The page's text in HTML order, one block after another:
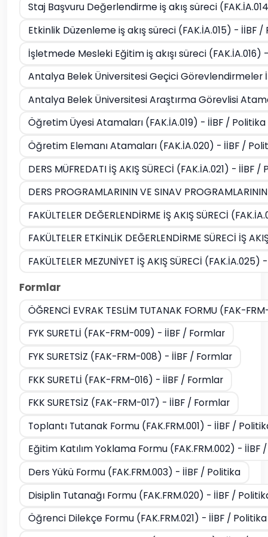
Staj Başvuru Değerlendirme iş akış süreci
Etkinlik Düzenleme iş akış süreci (FAK.İA.015) - İİBF /
İşletmede Mesleki Eğitim iş akışı süreci (FAK.İA.016)
Antalya Belek Üniversitesi Geçici Görevlendirmeler
Antalya Belek Üniversitesi Araştırma Görevlisi
Öğretim Üyesi Atamaları (FAK.İA.019) - İİBF / Politika
Öğretim Elemanı Atamaları (FAK.İA.020) - İİBF /
DERS MÜFREDATI İŞ AKIŞ SÜRECİ (FAK.İA.021) - İİBF /
DERS PROGRAMLARININ VE SINAV
FAKÜLTELER DEĞERLENDİRME İŞ AKIŞ SÜRECİ
FAKÜLTELER ETKİNLİK DEĞERLENDİRME SÜRECİ İŞ
FAKÜLTELER MEZUNİYET İŞ AKIŞ SÜRECİ
Formlar
ÖĞRENCİ EVRAK TESLİM TUTANAK FORMU (FAK-
FYK SURETLİ (FAK-FRM-009) - İİBF / Formlar
FYK SURETSİZ (FAK-FRM-008) - İİBF / Formlar
FKK SURETLİ (FAK-FRM-016) - İİBF / Formlar
FKK SURETSİZ (FAK-FRM-017) - İİBF / Formlar
Toplantı Tutanak Formu (FAK.FRM.001) - İİBF /
Eğitim Katılım Yoklama Formu (FAK.FRM.002) - İİBF
Ders Yükü Formu (FAK.FRM.003) - İİBF / Politika
Disiplin Tutanağı Formu (FAK.FRM.020) - İİBF /
Öğrenci Dilekçe Formu (FAK.FRM.021) - İİBF / Politika